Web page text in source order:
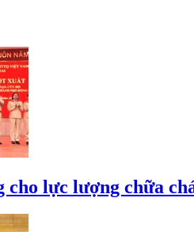
cho lực lượng chữa